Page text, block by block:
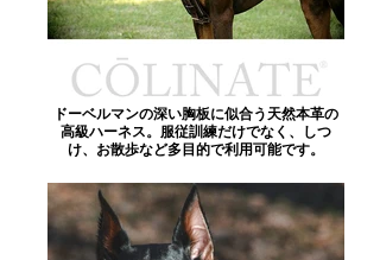
ドーベルマンの深い胸板に似合う天然本革の
高級ハーネス。服従訓練だけでなく、しつ
け、お散歩など多目的で利用可能です。